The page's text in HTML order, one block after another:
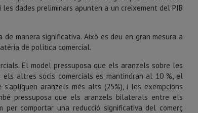
dades preliminars apunten a un creixement del PIB
manera significativa. Això es deu en gran mesura a
de política comercial.
El model pressuposa que els aranzels sobre les
altres socis comercials es mantindran al 10 %, el
aranzels més alts (25%), i les exempcions
pressuposa que els aranzels bilaterals entre els
comportar una reducció significativa del comerç